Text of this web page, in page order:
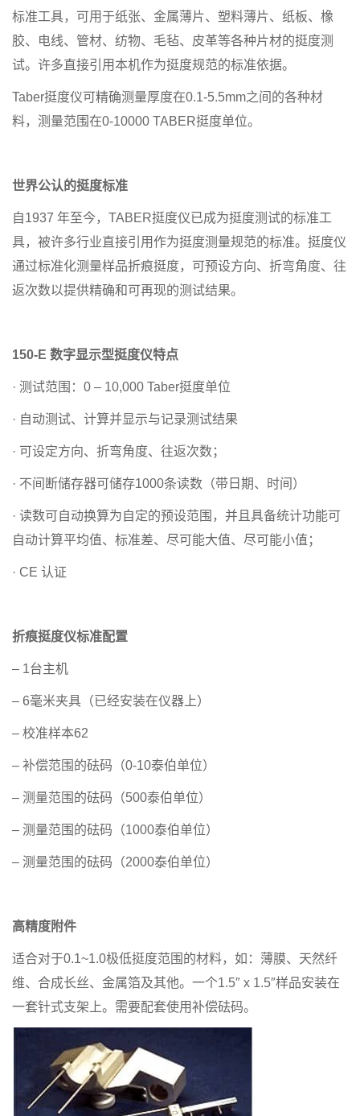
标准工具，可用于纸张、金属薄片、塑料薄片、纸板、橡
胶、电线、管材、纺物、毛毡、皮革等各种片材的挺度测
试。许多直接引用本机作为挺度规范的标准依据。
Taber挺度仪可精确测量厚度在0.1-5.5mm之间的各种材
料，测量范围在0-10000 TABER挺度单位。
世界公认的挺度标准
自1937 年至今，TABER挺度仪已成为挺度测试的标准工
具，被许多行业直接引用作为挺度测量规范的标准。挺度仪
通过标准化测量样品折痕挺度，可预设方向、折弯角度、往
返次数以提供精确和可再现的测试结果。
150-E 数字显示型挺度仪特点
· 测试范围：0 – 10,000 Taber挺度单位
· 自动测试、计算并显示与记录测试结果
· 可设定方向、折弯角度、往返次数；
· 不间断储存器可储存1000条读数（带日期、时间）
· 读数可自动换算为自定的预设范围，并且具备统计功能可
自动计算平均值、标准差、尽可能大值、尽可能小值；
· CE 认证
折痕挺度仪标准配置
– 1台主机
– 6毫米夹具（已经安装在仪器上）
– 校准样本62
– 补偿范围的砝码（0-10泰伯单位）
– 测量范围的砝码（500泰伯单位）
– 测量范围的砝码（1000泰伯单位）
– 测量范围的砝码（2000泰伯单位）
高精度附件
适合对于0.1~1.0极低挺度范围的材料，如：薄膜、天然纤
维、合成长丝、金属箔及其他。一个1.5″ x 1.5″样品安装在
一套针式支架上。需要配套使用补偿砝码。